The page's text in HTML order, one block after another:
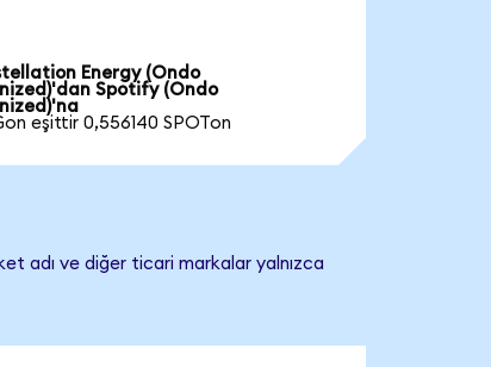
Energy (Ondo
Spotify (Ondo
eşittir 0,556140 SPOTon
adı ve diğer ticari markalar yalnızca